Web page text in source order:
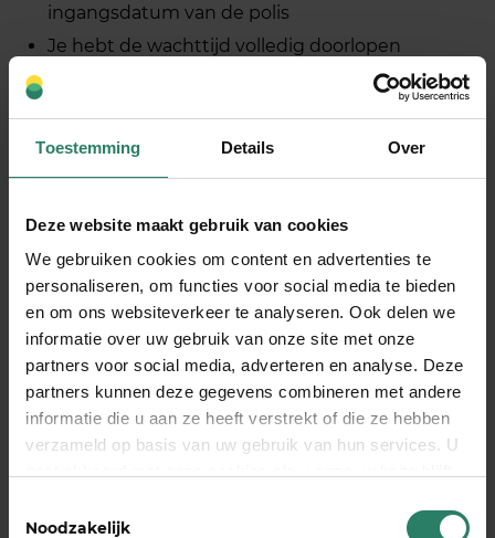
Toestemming Details Over
Deze website maakt gebruik van cookies
We gebruiken cookies om content en advertenties te
personaliseren, om functies voor social media te bieden
en om ons websiteverkeer te analyseren. Ook delen we
informatie over uw gebruik van onze site met onze
partners voor social media, adverteren en analyse. Deze
partners kunnen deze gegevens combineren met andere
informatie die u aan ze heeft verstrekt of die ze hebben
verzameld op basis van uw gebruik van hun services. U
Noodzakelijk
ingangsdatum van de polis
Je hebt de wachttijd volledig doorlopen
De oorzaak van de arbeidsongeschiktheid valt
De hoogte van de uitkering hangt af van het
vastgesteld. Bij volledige arbeidsongeschiktheid
gedeeltelijke arbeidsongeschiktheid wordt de
uitkering naar rato berekend.
Wat is het verschil tussen een
AOV en een crowdsurance-
model?
premie betaalt aan een verzekeringsmaatschappij,